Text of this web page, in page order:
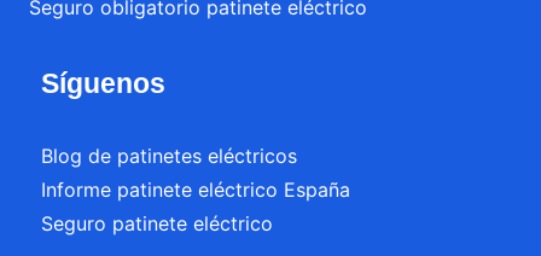
Seguro obligatorio patinete eléctrico
Síguenos
Blog de patinetes eléctricos
Informe patinete eléctrico España
Seguro patinete eléctrico